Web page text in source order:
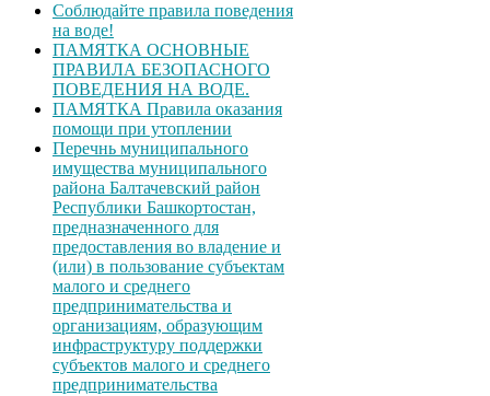
Соблюдайте правила поведения
на воде!
ПАМЯТКА ОСНОВНЫЕ
ПРАВИЛА БЕЗОПАСНОГО
ПОВЕДЕНИЯ НА ВОДЕ.
ПАМЯТКА Правила оказания
помощи при утоплении
Перечнь муниципального
имущества муниципального
района Балтачевский район
Республики Башкортостан,
предназначенного для
предоставления во владение и
(или) в пользование субъектам
малого и среднего
предпринимательства и
организациям, образующим
инфраструктуру поддержки
субъектов малого и среднего
предпринимательства